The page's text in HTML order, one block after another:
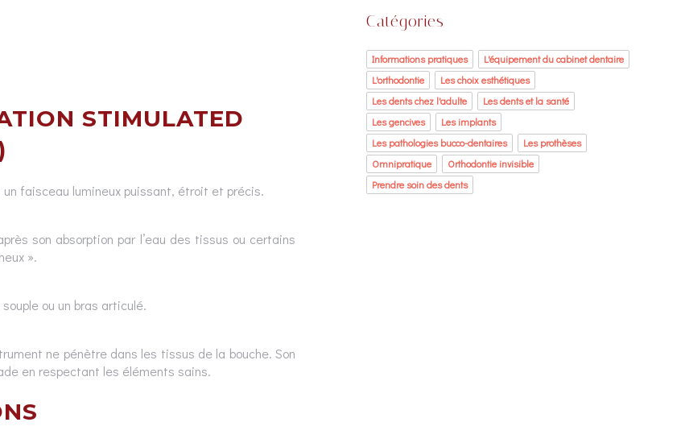
STIMULATED
faisceau lumineux puissant, étroit et précis.
son absorption par l’eau des tissus ou certains
».
ou un bras articulé.
ne pénètre dans les tissus de la bouche. Son
en respectant les éléments sains.
Catégories
Informations pratiques
L'équipement du cabinet dentaire
L'orthodontie
Les choix esthétiques
Les dents chez l'adulte
Les dents et la santé
Les gencives
Les implants
Les pathologies bucco-dentaires
Les prothèses
Omnipratique
Orthodontie invisible
Prendre soin des dents